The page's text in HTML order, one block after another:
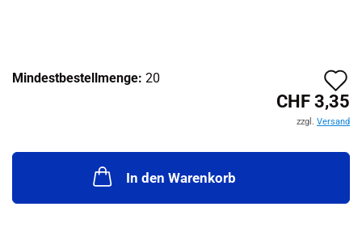
Mindestbestellmenge: 20
CHF 3,35
zzgl. Versand
In den Warenkorb